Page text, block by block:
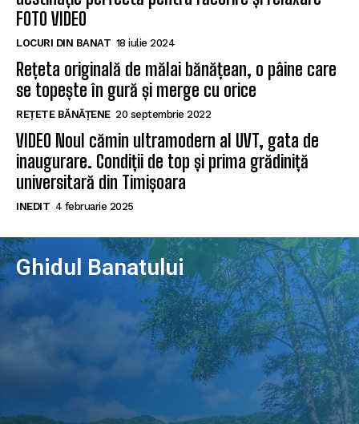
FOTO VIDEO
LOCURI DIN BANAT 18 iulie 2024
Rețeta originală de mălai bănățean, o pâine care
se topește în gură și merge cu orice
REȚETE BĂNĂȚENE 20 septembrie 2022
VIDEO Noul cămin ultramodern al UVT, gata de
inaugurare. Condiții de top și prima grădiniță
universitară din Timișoara
INEDIT 4 februarie 2025
Ghidul Banatului